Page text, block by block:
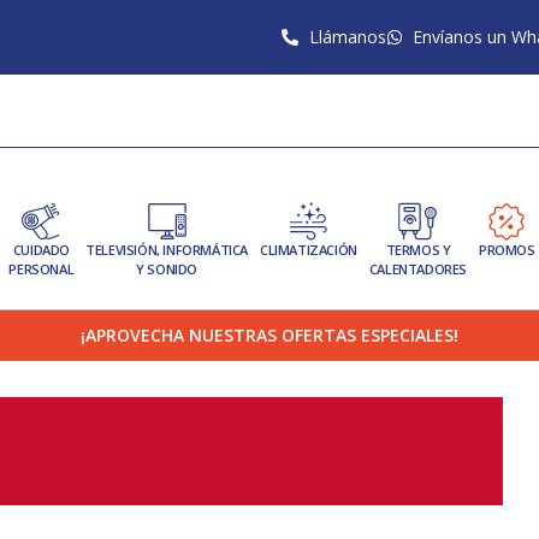
Llámanos Envíanos un
CUIDADO
PERSONAL
TELEVISIÓN, INFORMÁTICA
Y SONIDO
CLIMATIZACIÓN
TERMOS Y
CALENTADORES
PROMOS
¡APROVECHA NUESTRAS OFERTAS ESPECIALES!